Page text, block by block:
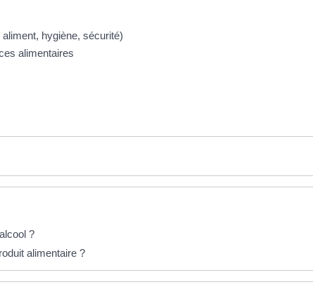
hygiène, sécurité)
alimentaires
?
alimentaire ?